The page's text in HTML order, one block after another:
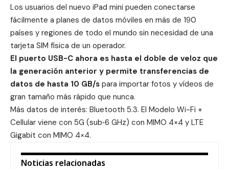
Los usuarios del nuevo iPad mini pueden conectarse
fácilmente a planes de datos móviles en más de 190
países y regiones de todo el mundo sin necesidad de una
tarjeta SIM física de un operador.
El puerto USB-C ahora es hasta el doble de veloz que
la generación anterior y permite transferencias de
datos de hasta 10 GB/s para importar fotos y vídeos de
gran tamaño más rápido que nunca.
Más datos de interés: Bluetooth 5.3. El Modelo Wi-Fi +
Cellular viene con 5G (sub‑6 GHz) con MIMO 4×4 y LTE
Gigabit con MIMO 4×4.
Noticias relacionadas